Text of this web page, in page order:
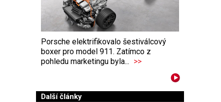
Porsche elektrifikovalo šestiválcový
boxer pro model 911. Zatímco z
pohledu marketingu byla... >>
Další články